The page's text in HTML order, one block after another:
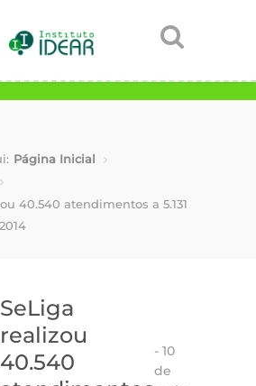
Página Inicial
40.540 atendimentos a 5.131
SeLiga
realizou
40.540
- 10
de